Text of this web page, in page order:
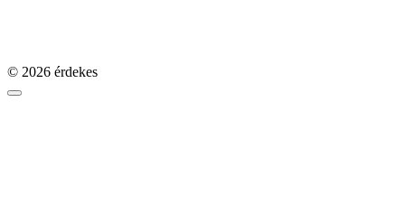
© 2026 érdekes